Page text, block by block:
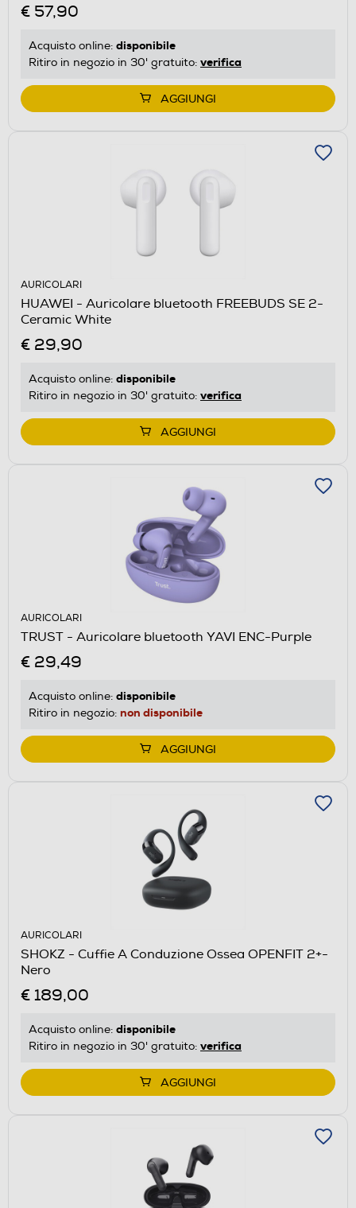
€ 57,90
Acquisto online: disponibile
Ritiro in negozio in 30' gratuito: verifica
AGGIUNGI
AURICOLARI
HUAWEI - Auricolare bluetooth FREEBUDS SE 2-
Ceramic White
€ 29,90
Acquisto online: disponibile
Ritiro in negozio in 30' gratuito: verifica
AGGIUNGI
AURICOLARI
TRUST - Auricolare bluetooth YAVI ENC-Purple
€ 29,49
Acquisto online: disponibile
Ritiro in negozio: non disponibile
AGGIUNGI
AURICOLARI
SHOKZ - Cuffie A Conduzione Ossea OPENFIT 2+-
Nero
€ 189,00
Acquisto online: disponibile
Ritiro in negozio in 30' gratuito: verifica
AGGIUNGI